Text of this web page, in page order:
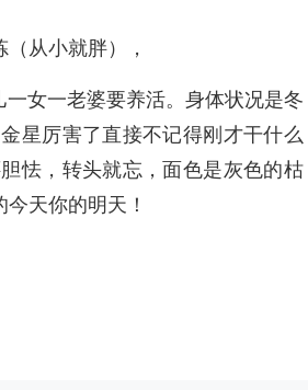
从小就胖），
女一老婆要养活。身体状况是冬
星厉害了直接不记得刚才干什么
怯，转头就忘，面色是灰色的枯
天你的明天！